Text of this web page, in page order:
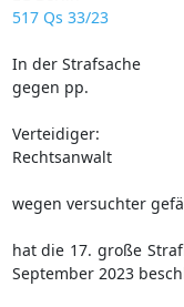
517 Qs 33/23
In der Strafsache
gegen pp.
Verteidiger:
Rechtsanwalt
wegen versuchter
hat die 17. große
September 2023